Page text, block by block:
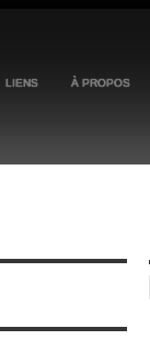
LIENS À PROPOS